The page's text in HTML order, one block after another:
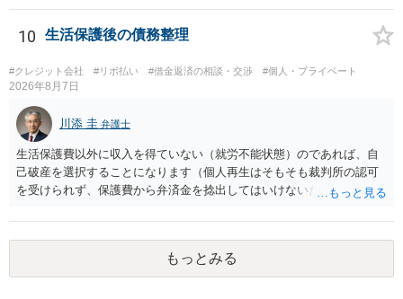
れることになるでしょう。 請求があるまでは、こちらからアクション
を起こす必要はないかと思います。
10 生活保護後の債務整理
#クレジット会社 #リボ払い #借金返済の相談・交渉 #個人・プライベート
2026年8月7日
川添 圭 弁護士
生活保護費以外に収入を得ていない（就労不能状態）のであれば、自
己破産を選択することになります（個人再生はそもそも裁判所の認可
を受けられず、保護費から弁済金を捻出してはいけないため任意整理
士費用は法テラスが負担し、裁判所の予納金等も法テラスが援助して
くれるため、弁護士へ自己破産を任せれば解決します。
もっとみる